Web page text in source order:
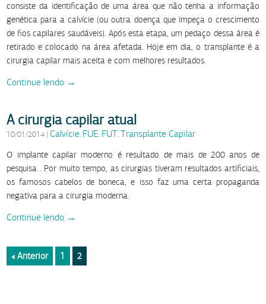
consiste da identificação de uma área que não tenha a informação
genética para a calvície (ou outra doença que impeça o crescimento
de fios capilares saudáveis). Após esta etapa, um pedaço dessa área é
retirado e colocado na área afetada. Hoje em dia, o transplante é a
cirurgia capilar mais aceita e com melhores resultados.
Continue lendo →
A cirurgia capilar atual
10/01/2014 | Calvície, FUE, FUT, Transplante Capilar
O implante capilar moderno é resultado de mais de 200 anos de
pesquisa . Por muito tempo, as cirurgias tiveram resultados artificiais,
os famosos cabelos de boneca, e isso faz uma certa propaganda
negativa para a cirurgia moderna.
Continue lendo →
« Anterior 1 2